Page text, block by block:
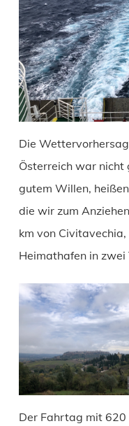
Die
Österreich war
gutem Willen,
die wir zum
km von
Heimathafen in zwei
Der Fahrtag mit